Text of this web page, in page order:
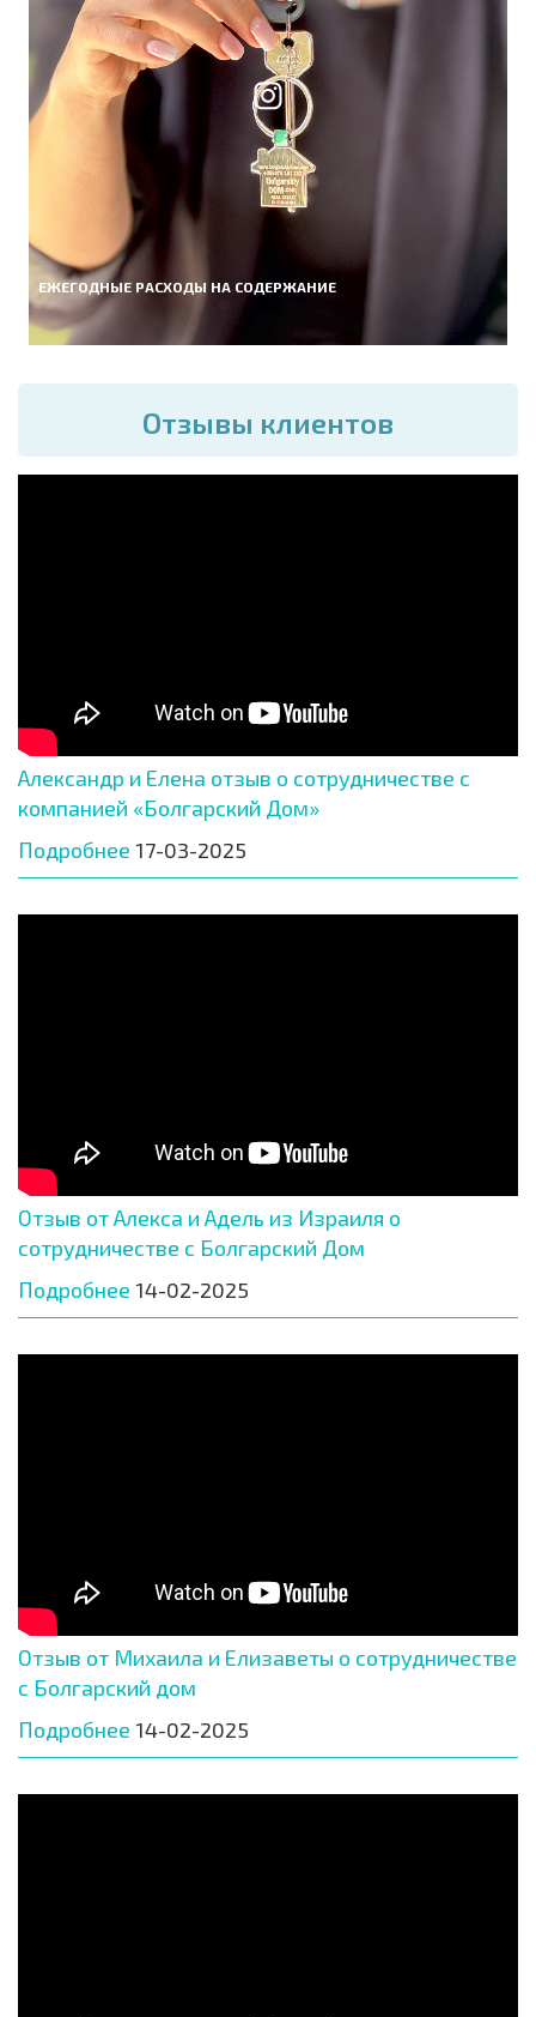
ЕЖЕГОДНЫЕ РАСХОДЫ НА СОДЕРЖАНИЕ
Отзывы клиентов
Александр и Елена отзыв о сотрудничестве с
компанией «Болгарский Дом»
Подробнее 17-03-2025
Отзыв от Алекса и Адель из Израиля о
сотрудничестве с Болгарский Дом
Подробнее 14-02-2025
Отзыв от Михаила и Елизаветы о сотрудничестве
с Болгарский дом
Подробнее 14-02-2025